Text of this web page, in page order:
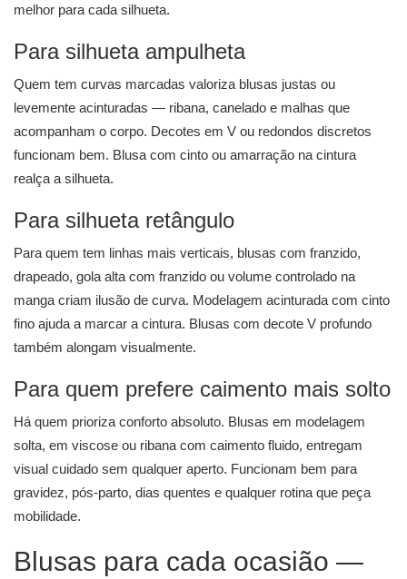
melhor para cada silhueta.
Para silhueta ampulheta
Quem tem curvas marcadas valoriza blusas justas ou
levemente acinturadas — ribana, canelado e malhas que
acompanham o corpo. Decotes em V ou redondos discretos
funcionam bem. Blusa com cinto ou amarração na cintura
realça a silhueta.
Para silhueta retângulo
Para quem tem linhas mais verticais, blusas com franzido,
drapeado, gola alta com franzido ou volume controlado na
manga criam ilusão de curva. Modelagem acinturada com cinto
fino ajuda a marcar a cintura. Blusas com decote V profundo
também alongam visualmente.
Para quem prefere caimento mais solto
Há quem prioriza conforto absoluto. Blusas em modelagem
solta, em viscose ou ribana com caimento fluido, entregam
visual cuidado sem qualquer aperto. Funcionam bem para
gravidez, pós-parto, dias quentes e qualquer rotina que peça
mobilidade.
Blusas para cada ocasião —